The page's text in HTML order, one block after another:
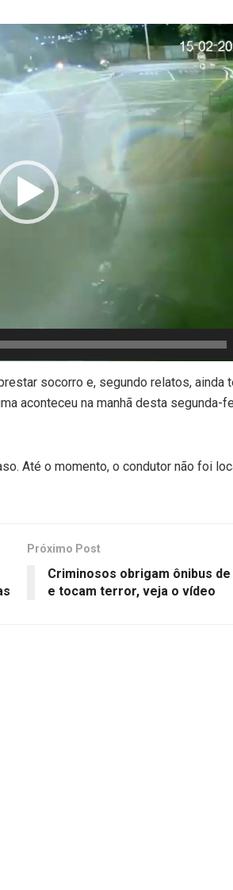
socorro e, segundo relatos, ainda
aconteceu na manhã desta segunda-
Até o momento, o condutor não foi
Próximo Post
Criminosos obrigam ônibus
e tocam terror, veja o vídeo